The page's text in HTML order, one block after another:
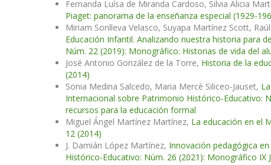
Fernanda Luísa de Miranda Cardoso, Silvia Alicia
Piaget: panorama de la enseñanza especial (1929-
Miriam Sonlleva Velasco, Suyapa Martínez Scott,
Educación Infantil. Analizando nuestra historia para
Núm. 22 (2019): Monográfico: Historias de vida del
José Antonio González de la Torre, Historia de la
(2014)
Sonia Medina Salcedo, Maria Mercè Siliceo-Jauset,
Internacional sobre Patrimonio Histórico-Educativo:
recursos para la educación formal
Miguel Ángel Martínez Martínez, La educación en el
12 (2014)
J. Damián López Martínez, Innovación pedagógica
Histórico-Educativo: Núm. 26 (2021): Monográfico IX